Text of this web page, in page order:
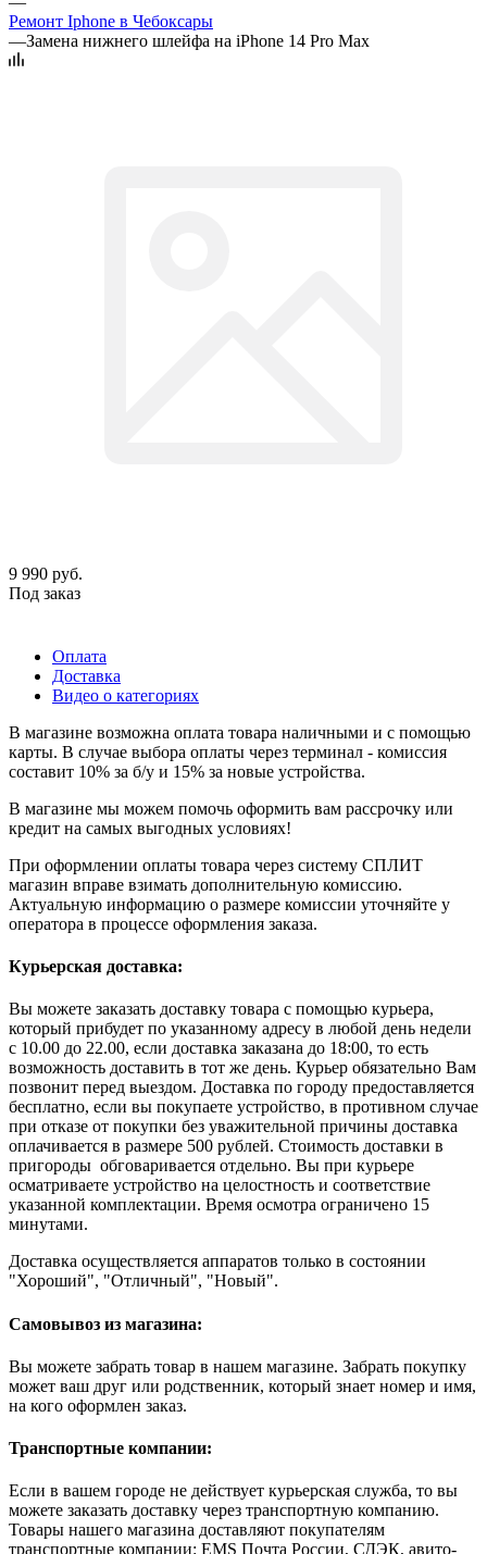
Ремонт Iphone в Чебоксары
—Замена нижнего шлейфа на iPhone 14 Pro Max
9 990 руб.
Под заказ
Оплата
Доставка
Видео о категориях
В магазине возможна оплата товара наличными и с помощью
карты. В случае выбора оплаты через терминал - комиссия
составит 10% за б/у и 15% за новые устройства.
В магазине мы можем помочь оформить вам рассрочку или
кредит на самых выгодных условиях!
При оформлении оплаты товара через систему СПЛИТ
магазин вправе взимать дополнительную комиссию.
Актуальную информацию о размере комиссии уточняйте у
оператора в процессе оформления заказа.
Курьерская доставка:
Вы можете заказать доставку товара с помощью курьера,
который прибудет по указанному адресу в любой день недели
с 10.00 до 22.00, если доставка заказана до 18:00, то есть
возможность доставить в тот же день. Курьер обязательно Вам
позвонит перед выездом. Доставка по городу предоставляется
бесплатно, если вы покупаете устройство, в противном случае
при отказе от покупки без уважительной причины доставка
оплачивается в размере 500 рублей. Стоимость доставки в
пригороды обговаривается отдельно. Вы при курьере
осматриваете устройство на целостность и соответствие
указанной комплектации. Время осмотра ограничено 15
минутами.
Доставка осуществляется аппаратов только в состоянии
"Хороший", "Отличный", "Новый".
Самовывоз из магазина:
Вы можете забрать товар в нашем магазине. Забрать покупку
может ваш друг или родственник, который знает номер и имя,
на кого оформлен заказ.
Транспортные компании:
Если в вашем городе не действует курьерская служба, то вы
можете заказать доставку через транспортную компанию.
Товары нашего магазина доставляют покупателям
транспортные компании: EMS Почта России, СДЭК, авито-